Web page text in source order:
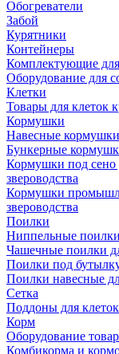
Обогреватели
Забой
Курятники
Контейнеры
Комплектующие для
Оборудование для
Клетки
Товары для клеток
Кормушки
Навесные кормушки
Бункерные
Кормушки под сено
звероводства
Кормушки
звероводства
Поилки
Ниппельные
Чашечные поилки
Поилки под
Поилки навесные
Сетка
Поддоны для
Корм
Оборудование
Комбикорма и